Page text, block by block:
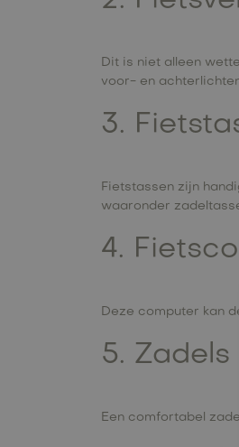
Dit is niet alleen
voor- en
3.
Fietstassen zijn
waaronder
4.
Deze computer kan
5. Zadels
Een comfortabel